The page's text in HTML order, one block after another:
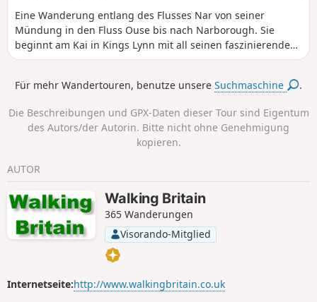
Eine Wanderung entlang des Flusses Nar von seiner
Mündung in den Fluss Ouse bis nach Narborough. Sie
beginnt am Kai in Kings Lynn mit all seinen faszinierenden
historischen Gebäuden. Der Weg führt bald hinaus in die
Landschaft. Weite Himmel. Meilenweite Ausblicke und kaum
Für mehr Wandertouren, benutze unsereSuchmaschine .
Die Beschreibungen und GPX-Daten dieser Tour sind Eigentum
des Autors/der Autorin. Bitte nicht ohne Genehmigung
kopieren.
AUTOR
Walking Britain
365 Wanderungen
Visorando-Mitglied
Internetseite:http://www.walkingbritain.co.uk